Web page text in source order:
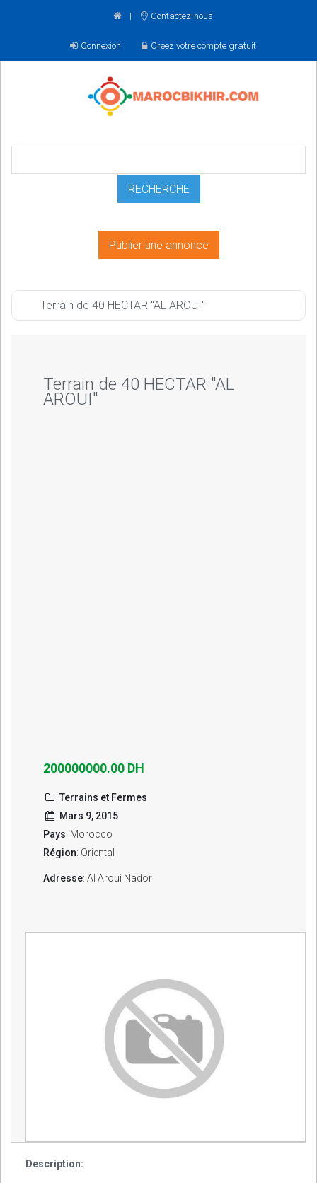
Contactez-nous
Connexion Créez votre compte gratuit
Publier une annonce
Terrain de 40 HECTAR "AL AROUI"
Terrain de 40 HECTAR "AL
AROUI"
200000000.00 DH
Terrains et Fermes
Mars 9, 2015
Pays: Morocco
Région: Oriental
Adresse: Al Aroui Nador
Description: